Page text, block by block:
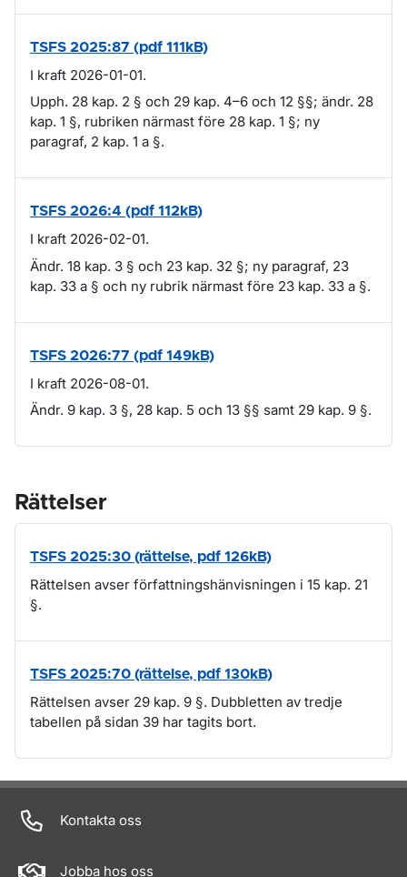
TSFS 2025:87 (pdf 111kB)
I kraft 2026-01-01.
Upph. 28 kap. 2 § och 29 kap. 4–6 och 12 §§; ändr. 28
kap. 1 §, rubriken närmast före 28 kap. 1 §; ny
paragraf, 2 kap. 1 a §.
TSFS 2026:4 (pdf 112kB)
I kraft 2026-02-01.
Ändr. 18 kap. 3 § och 23 kap. 32 §; ny paragraf, 23
kap. 33 a § och ny rubrik närmast före 23 kap. 33 a §.
TSFS 2026:77 (pdf 149kB)
I kraft 2026-08-01.
Ändr. 9 kap. 3 §, 28 kap. 5 och 13 §§ samt 29 kap. 9 §.
Rättelser
TSFS 2025:30 (rättelse, pdf 126kB)
Rättelsen avser författningshänvisningen i 15 kap. 21
§.
TSFS 2025:70 (rättelse, pdf 130kB)
Rättelsen avser 29 kap. 9 §. Dubbletten av tredje
tabellen på sidan 39 har tagits bort.
Om sidan
Kontakta oss
Jobba hos oss